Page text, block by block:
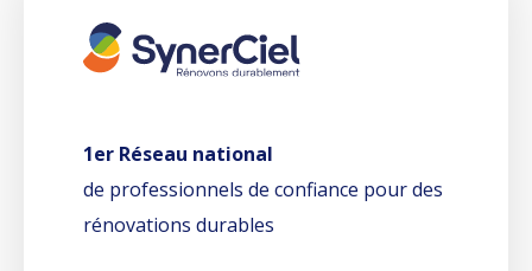
1er Réseau national
de professionnels de confiance pour des
rénovations durables